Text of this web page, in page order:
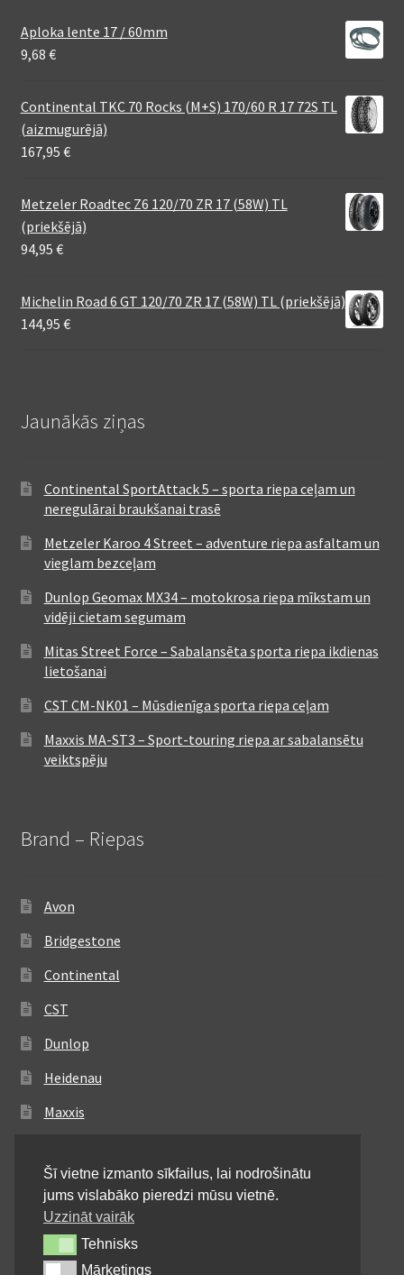
Aploka lente 17 / 60mm
9,68 €
Continental TKC 70 Rocks (M+S) 170/60 R 17 72S TL
(aizmugurējā)
167,95 €
Metzeler Roadtec Z6 120/70 ZR 17 (58W) TL
(priekšējā)
94,95 €
Michelin Road 6 GT 120/70 ZR 17 (58W) TL (priekšējā)
144,95 €
Jaunākās ziņas
Continental SportAttack 5 – sporta riepa ceļam un
neregulārai braukšanai trasē
Metzeler Karoo 4 Street – adventure riepa asfaltam un
vieglam bezceļam
Dunlop Geomax MX34 – motokrosa riepa mīkstam un
vidēji cietam segumam
Mitas Street Force – Sabalansēta sporta riepa ikdienas
lietošanai
CST CM-NK01 – Mūsdienīga sporta riepa ceļam
Maxxis MA-ST3 – Sport-touring riepa ar sabalansētu
veiktspēju
Brand – Riepas
Avon
Bridgestone
Continental
CST
Dunlop
Heidenau
Maxxis
Michelin
Mitas
Pirelli
Šī vietne izmanto sīkfailus, lai nodrošinātu
jums vislabāko pieredzi mūsu vietnē.
Uzzināt vairāk
TehnisksTehnisks
MārketingsMārketings